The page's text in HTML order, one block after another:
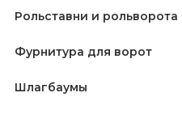
Рольставни и рольворота
Фурнитура для ворот
Шлагбаумы